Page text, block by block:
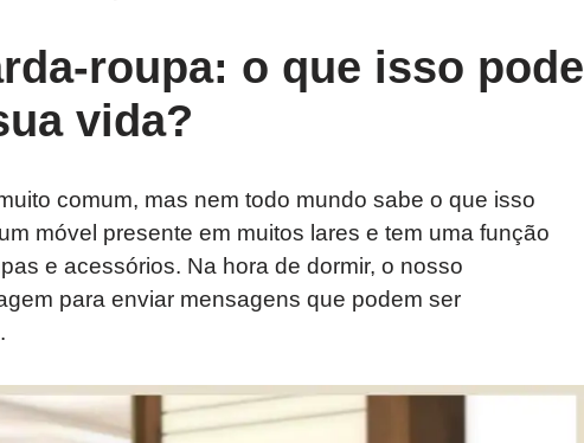
roupa: o que isso pode
vida?
comum, mas nem todo mundo sabe o que isso
móvel presente em muitos lares e tem uma função
e acessórios. Na hora de dormir, o nosso
para enviar mensagens que podem ser